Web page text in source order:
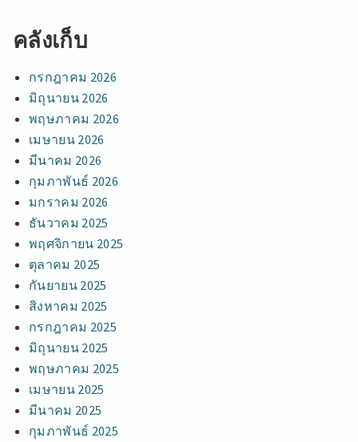
คลังเก็บ
กรกฎาคม 2026
มิถุนายน 2026
พฤษภาคม 2026
เมษายน 2026
มีนาคม 2026
กุมภาพันธ์ 2026
มกราคม 2026
ธันวาคม 2025
พฤศจิกายน 2025
ตุลาคม 2025
กันยายน 2025
สิงหาคม 2025
กรกฎาคม 2025
มิถุนายน 2025
พฤษภาคม 2025
เมษายน 2025
มีนาคม 2025
กุมภาพันธ์ 2025